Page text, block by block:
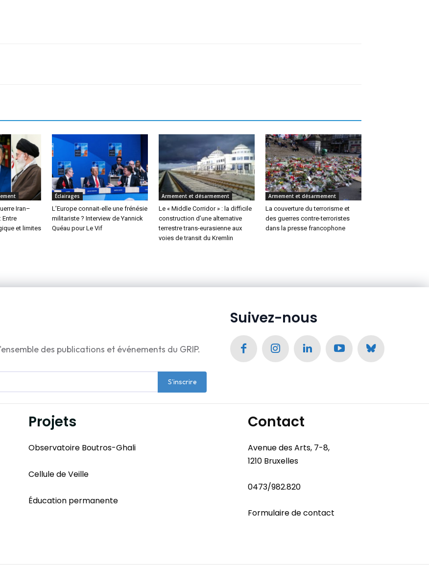
Iran–
Entre
et limites
Éclairages
L’Europe connait-elle une frénésie
militariste ? Interview de Yannick
Quéau pour Le Vif
Armement et désarmement
Le « Middle Corridor » : la difficile
construction d’une alternative
terrestre trans-eurasienne aux
voies de transit du Kremlin
Armement et désarmement
La couverture du terrorisme et
des guerres contre-terroristes
dans la presse francophone
des publications et événements du GRIP.
S'inscrire
Suivez-nous
Projets
Observatoire Boutros-Ghali
Cellule de Veille
Éducation permanente
Contact
Avenue des Arts, 7-8,
1210 Bruxelles
0473/982.820
Formulaire de contact